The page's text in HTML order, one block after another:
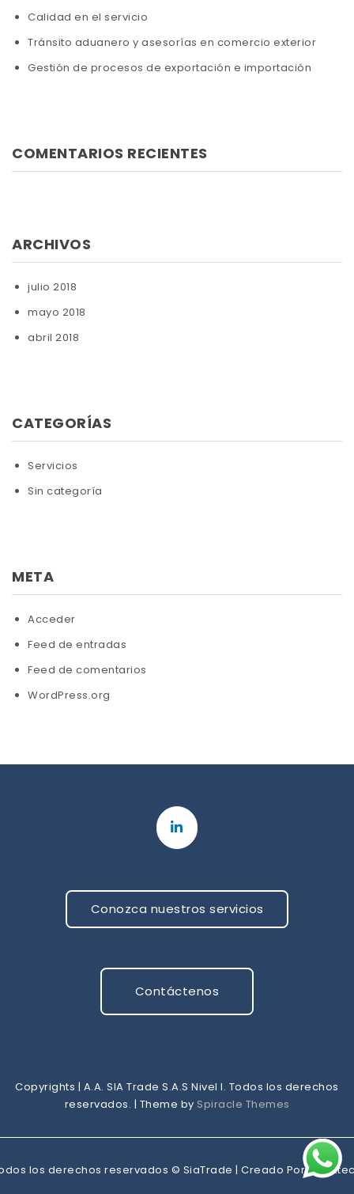
Calidad en el servicio
Tránsito aduanero y asesorías en comercio exterior
Gestión de procesos de exportación e importación
COMENTARIOS RECIENTES
ARCHIVOS
julio 2018
mayo 2018
abril 2018
CATEGORÍAS
Servicios
Sin categoría
META
Acceder
Feed de entradas
Feed de comentarios
WordPress.org
Conozca nuestros servicios
Contáctenos
Copyrights | A.A. SIA Trade S.A.S Nivel I. Todos los derechos
reservados. | Theme by Spiracle Themes
los derechos reservados © SiaTrade |Creado Por: